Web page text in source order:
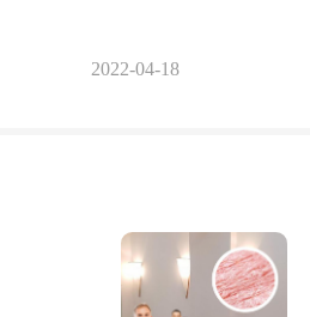
2022-04-18